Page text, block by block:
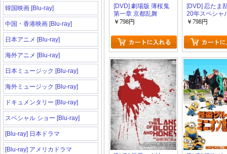
韓国映画 [Blu-ray]
中国・香港映画 [Blu-ray]
日本アニメ [Blu-ray]
海外アニメ [Blu-ray]
日本ミュージック [Blu-ray]
海外ミュージック [Blu-ray]
ドキュメンタリー [Blu-ray]
スペシャル ショー [Blu-ray]
[Blu-ray] 日本ドラマ
[Blu-ray] アメリカドラマ
[DVD] 劇場版 薄桜鬼
第一章 京都乱舞
￥798円
[DVD] 忍たま
20年スペシャ
メ 忍術学園と
￥798円